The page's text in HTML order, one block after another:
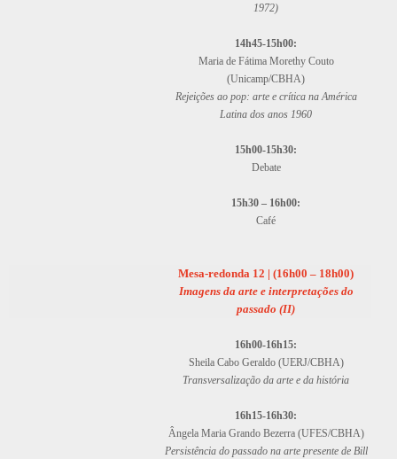
1972)
14h45-15h00:
Maria de Fátima Morethy Couto
(Unicamp/CBHA)
Rejeições ao pop: arte e crítica na América
Latina dos anos 1960
15h00-15h30:
Debate
15h30 – 16h00:
Café
Mesa-redonda 12 | (16h00 – 18h00)
Imagens da arte e interpretações do
passado (II)
16h00-16h15:
Sheila Cabo Geraldo (UERJ/CBHA)
Transversalização da arte e da história
16h15-16h30:
Ângela Maria Grando Bezerra (UFES/CBHA)
Persistência do passado na arte presente de Bill